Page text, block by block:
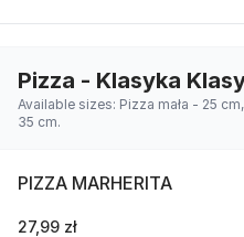
Pizza - Klasyka
Available sizes: Pizza mała - 25
35 cm.
PIZZA MARHERITA
27,99 zł